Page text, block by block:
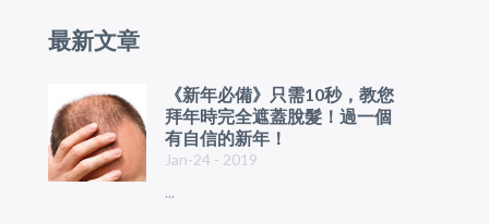
最新文章
《新年必備》只需10秒，教您
拜年時完全遮蓋脫髮！過一個
有自信的新年！
Jan-24 - 2019
...